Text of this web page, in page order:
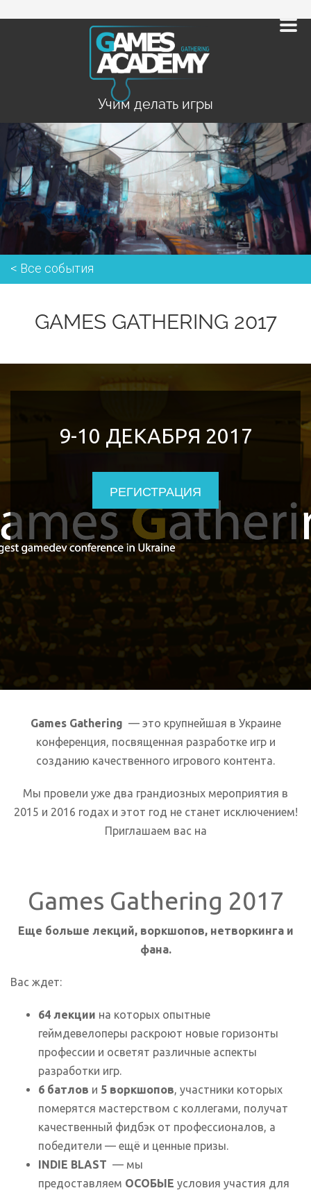
Учим делать игры
< Все события
GAMES GATHERING 2017
9-10 ДЕКАБРЯ 2017
РЕГИСТРАЦИЯ
Games Gathering — это крупнейшая в Украине
конференция, посвященная разработке игр и
созданию качественного игрового контента.
Мы провели уже два грандиозных мероприятия в
2015 и 2016 годах и этот год не станет исключением!
Приглашаем вас на
Games Gathering 2017
Еще больше лекций, воркшопов, нетворкинга и
фана.
Вас ждет:
64 лекции на которых опытные
геймдевелоперы раскроют новые горизонты
профессии и осветят различные аспекты
разработки игр.
6 батлов и 5 воркшопов, участники которых
померятся мастерством с коллегами, получат
качественный фидбэк от профессионалов, а
победители — ещё и ценные призы.
INDIE BLAST — мы
предоставляем ОСОБЫЕ условия участия для